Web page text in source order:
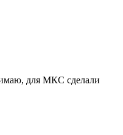
для МКС сделали